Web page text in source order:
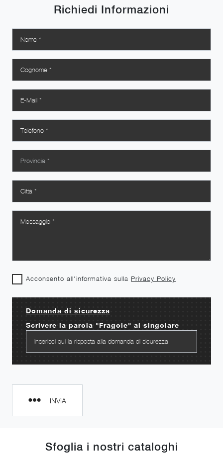
Sfoglia i nostri cataloghi
Richiedi Informazioni
Acconsento all'informativa sulla Privacy Policy
Domanda di sicurezza
Scrivere la parola "Fragole" al singolare
INVIA